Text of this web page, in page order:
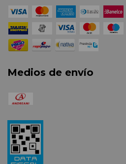
Medios de envío